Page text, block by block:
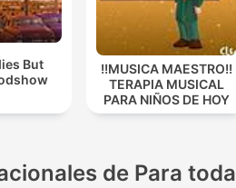
But
!!MUSICA MAESTRO!!
TERAPIA MUSICAL
PARA NIÑOS DE HOY
de Para toda